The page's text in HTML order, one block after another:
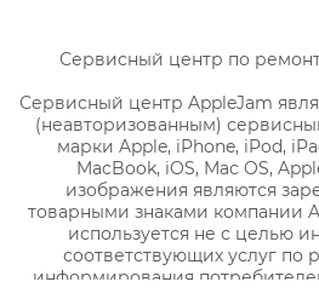
Сервисный центр по
Сервисный центр AppleJam
(неавторизованным)
марки Apple, iPhone, iPod,
MacBook, iOS, Mac OS,
изображения являются
товарными знаками компании
используется не с целью
соответствующих услуг по
информирования